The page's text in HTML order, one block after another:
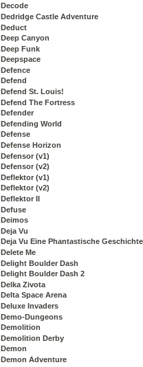
Decode
Dedridge Castle Adventure
Deduct
Deep Canyon
Deep Funk
Deepspace
Defence
Defend
Defend St. Louis!
Defend The Fortress
Defender
Defending World
Defense
Defense Horizon
Defensor (v1)
Defensor (v2)
Deflektor (v1)
Deflektor (v2)
Deflektor II
Defuse
Deimos
Deja Vu
Deja Vu Eine Phantastische Geschichte
Delete Me
Delight Boulder Dash
Delight Boulder Dash 2
Delka Zivota
Delta Space Arena
Deluxe Invaders
Demo-Dungeons
Demolition
Demolition Derby
Demon
Demon Adventure